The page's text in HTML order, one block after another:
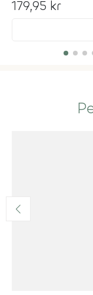
179,95 kr